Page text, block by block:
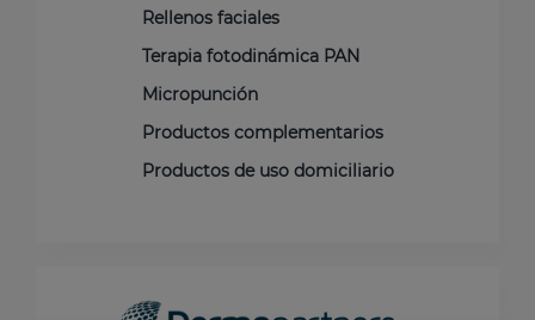
Rellenos faciales
Terapia fotodinámica PAN
Micropunción
Productos complementarios
Productos de uso domiciliario